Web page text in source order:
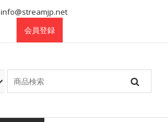
info@streamjp.net
会員登録